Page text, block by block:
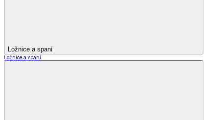
Ložnice a spaní
Ložnice a spaní